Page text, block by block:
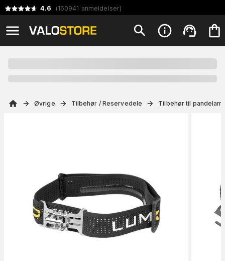
4.6 (160941 anmeldelser)
Øvrige Tilbehør / Reservedele Tilbehør til